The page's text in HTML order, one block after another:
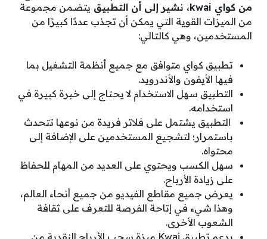
من كواي kwai، نشير إلى أن التطبيق
يتضمن مجموعة
من الميزات القوية التي يمكن أن تجذب عددًا كبيرًا من
المستخدمين، وهي كالتالي:
تطبيق كواي متوافق مع جميع أنظمة التشغيل بما
فيها الأيفون والأندرويد.
التطبيق سهل الاستخدام لا يحتاج إلى خبرة كبيرة في
استخدامه.
التطبيق يشتمل على فلاتر فريدة من نوعها تتحدث
باستمرار؛ لتشجيع المستخدمين على الإضافة إلى
محتواه.
سهل الكسب ويحتوي على العديد من المهام للحفاظ
على زيادة الأرباح.
يعرض جميع مقاطع الفيديو من جميع أنحاء العالم،
وهذا شيء في إتاحة الفرصة للتعرف على ثقافة
الشعوب الأخرى.
يدعم تطبيق Kwai ميزة سحب الأرباح النقدية من